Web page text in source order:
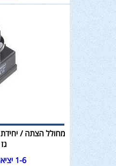
מחולל הצתה / יחידת
1-6 יציאות לנרות הצתה לבחירה